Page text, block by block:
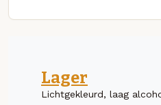
Lager
Lichtgekleurd, laag